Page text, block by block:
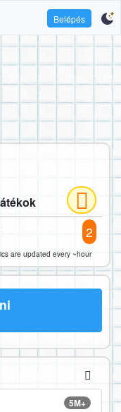
Belépés
2
are updated every ~hour
5M+